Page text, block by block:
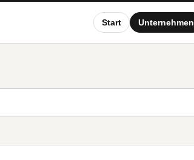
Start Unternehmen